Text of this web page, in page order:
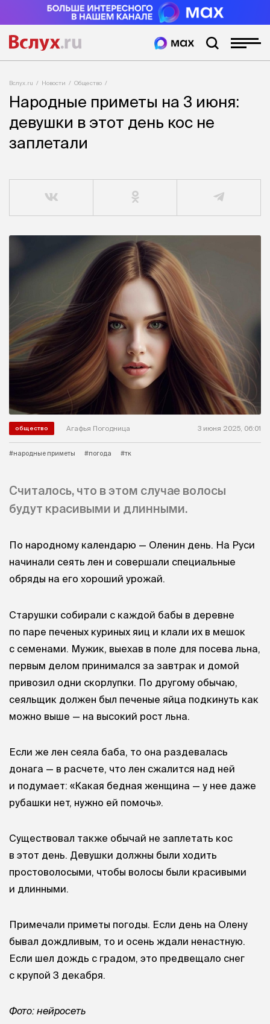
Вслух.ru Новости Общество
Народные приметы на 3 июня:
девушки в этот день кос не
заплетали
общество Агафья Погодница 3 июня 2025, 06:01
#народные приметы #погода #тк
Считалось, что в этом случае волосы
будут красивыми и длинными.
По народному календарю — Оленин день. На Руси
начинали сеять лен и совершали специальные
обряды на его хороший урожай.
Старушки собирали с каждой бабы в деревне
по паре печеных куриных яиц и клали их в мешок
с семенами. Мужик, выехав в поле для посева льна,
первым делом принимался за завтрак и домой
привозил одни скорлупки. По другому обычаю,
сеяльщик должен был печеные яйца подкинуть как
можно выше — на высокий рост льна.
Если же лен сеяла баба, то она раздевалась
донага — в расчете, что лен сжалится над ней
и подумает: «Какая бедная женщина — у нее даже
рубашки нет, нужно ей помочь».
Существовал также обычай не заплетать кос
в этот день. Девушки должны были ходить
простоволосыми, чтобы волосы были красивыми
и длинными.
Примечали приметы погоды. Если день на Олену
бывал дождливым, то и осень ждали ненастную.
Если шел дождь с градом, это предвещало снег
с крупой 3 декабря.
Фото: нейросеть